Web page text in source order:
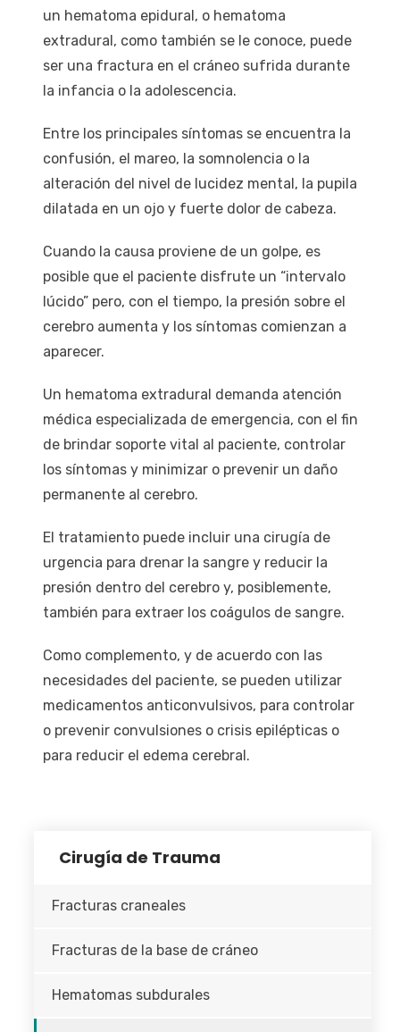
un hematoma epidural, o hematoma
extradural, como también se le conoce, puede
ser una fractura en el cráneo sufrida durante
la infancia o la adolescencia.
Entre los principales síntomas se encuentra la
confusión, el mareo, la somnolencia o la
alteración del nivel de lucidez mental, la pupila
dilatada en un ojo y fuerte dolor de cabeza.
Cuando la causa proviene de un golpe, es
posible que el paciente disfrute un “intervalo
lúcido” pero, con el tiempo, la presión sobre el
cerebro aumenta y los síntomas comienzan a
aparecer.
Un hematoma extradural demanda atención
médica especializada de emergencia, con el fin
de brindar soporte vital al paciente, controlar
los síntomas y minimizar o prevenir un daño
permanente al cerebro.
El tratamiento puede incluir una cirugía de
urgencia para drenar la sangre y reducir la
presión dentro del cerebro y, posiblemente,
también para extraer los coágulos de sangre.
Como complemento, y de acuerdo con las
necesidades del paciente, se pueden utilizar
medicamentos anticonvulsivos, para controlar
o prevenir convulsiones o crisis epilépticas o
para reducir el edema cerebral.
Cirugía de Trauma
Fracturas craneales
Fracturas de la base de cráneo
Hematomas subdurales